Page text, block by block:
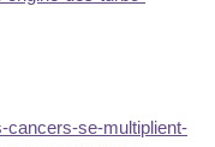
cancers-se-multiplient-